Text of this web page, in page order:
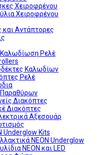
Χειροφρένου
Χειροφρένου
Αντάπτορες
Ρελέ
Καλωδίων
Ρελέ
Παραθύρων
Διακόπτες
Διακόπτες
Αξεσουάρ
Underglow Kits
NEON Underglow
NEON και LED